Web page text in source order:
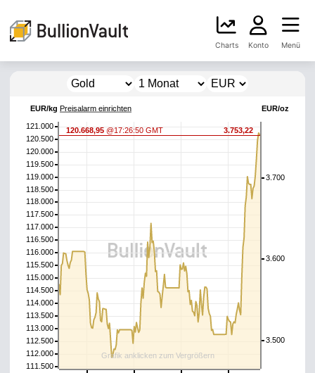
Charts Konto Menü
EUR/kg Preisalarm einrichten EUR/oz
120.668,95 @17:26:50 GMT 3.753,22
Grafik anklicken zum Vergrößern
112.000
113.000
114.000
115.000
116.000
117.000
118.000
119.000
120.000
121.000
111.500
112.500
113.500
114.500
115.500
116.500
117.500
118.500
119.500
120.500
3.500
3.600
3.700